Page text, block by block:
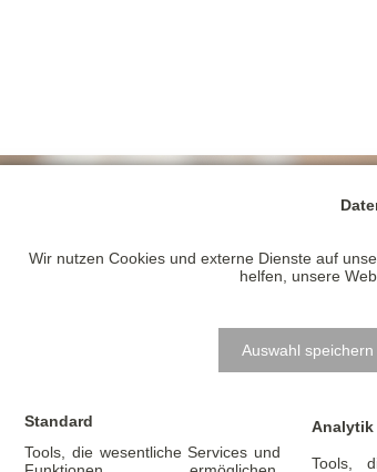
Wir nutzen Cookies und externe Dienste auf
helfen, unsere
Auswahl speichern
Standard
Tools, die wesentliche Services und
Analytik
Tools,